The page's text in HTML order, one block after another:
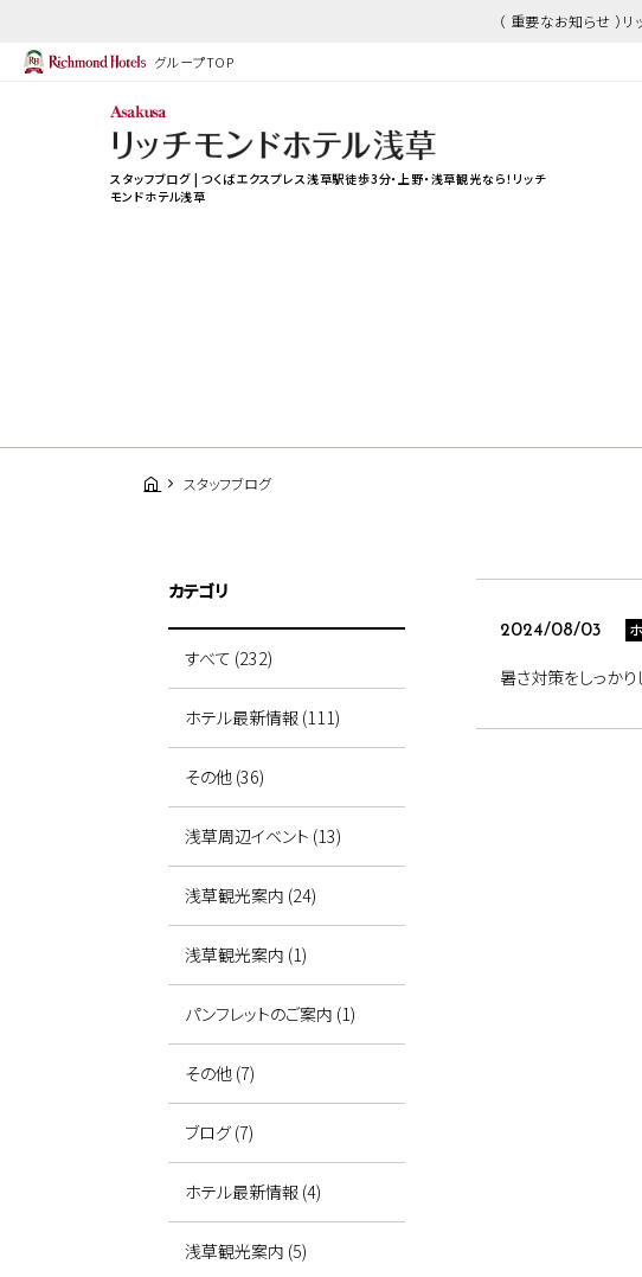
（ 重要なお知らせ ）
グループTOP
スタッフブログ | つくばエクスプレス浅草駅徒歩3分・上野・浅草観光なら！リッチ
モンドホテル浅草
スタッフブログ
2024/08/03
暑さ対策をしっか
カテゴリ
すべて (232)
ホテル最新情報 (111)
その他 (36)
浅草周辺イベント (13)
浅草観光案内 (24)
浅草観光案内 (1)
パンフレットのご案内 (1)
その他 (7)
ブログ (7)
ホテル最新情報 (4)
浅草観光案内 (5)